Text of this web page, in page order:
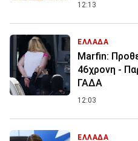
12:13
ΕΛΛΑΔΑ
Marfin:
46χρονη -
ΓΑΔΑ
12:03
ΕΛΛΑΔΑ